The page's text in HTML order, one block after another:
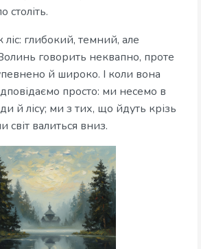
століть.
глибокий, темний, але
говорить неквапно, проте
й широко. І коли вона
просто: ми несемо в
й лісу; ми з тих, що йдуть крізь
світ валиться вниз.